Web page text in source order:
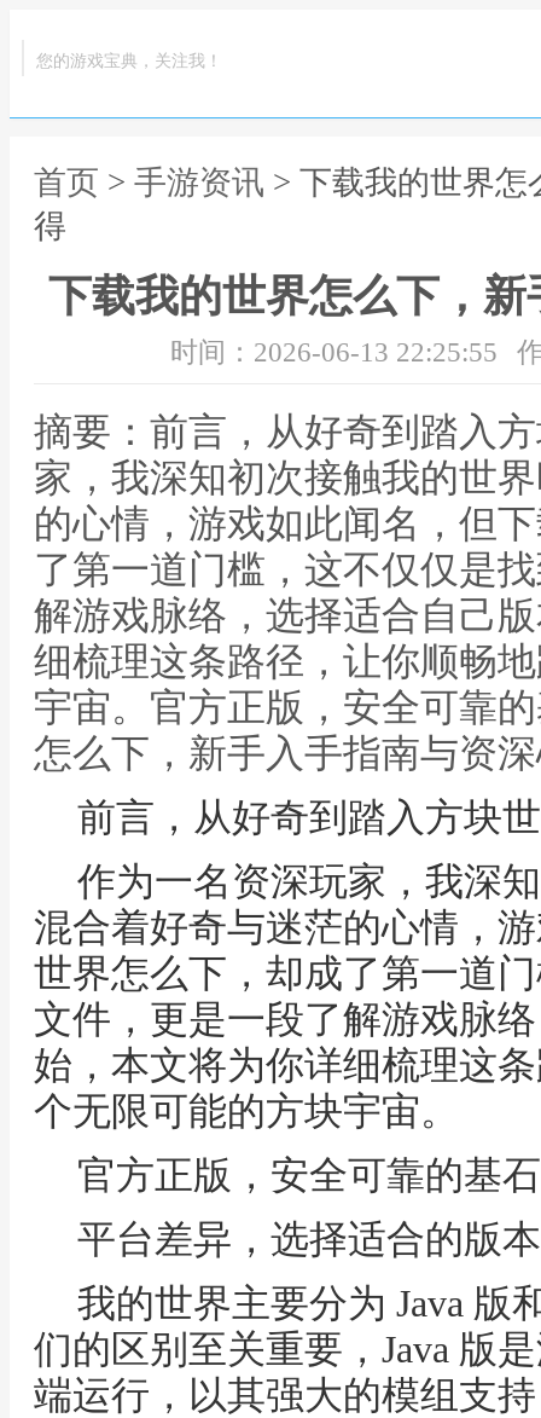
您的游戏宝典，关注我！
首页 > 手游资讯 > 下载我的世界
得
下载我的世界怎么下，
时间：2026-06-13 22:25:55
摘要：前言，从好奇到踏入
家，我深知初次接触我的世
的心情，游戏如此闻名，但
了第一道门槛，这不仅仅是
解游戏脉络，选择适合自己
细梳理这条路径，让你顺畅
宇宙。官方正版，安全可靠
怎么下，新手入手指南与资
前言，从好奇到踏入方块
作为一名资深玩家，我深
混合着好奇与迷茫的心情，
世界怎么下，却成了第一道
文件，更是一段了解游戏脉
始，本文将为你详细梳理这
个无限可能的方块宇宙。
官方正版，安全可靠的基石
平台差异，选择适合的版本
我的世界主要分为 Java 版
们的区别至关重要，Java 版
端运行，以其强大的模组支